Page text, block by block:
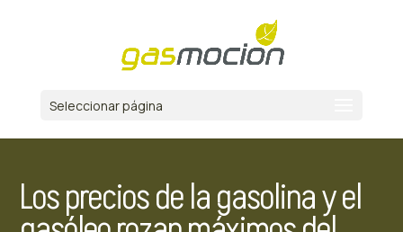
Seleccionar página
Los precios de la gasolina y el